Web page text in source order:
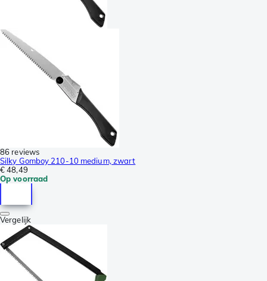
86 reviews
Silky Gomboy 210-10 medium, zwart
€ 48,49
Op voorraad
Vergelijk